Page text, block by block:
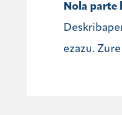
Nola parte
ezazu.